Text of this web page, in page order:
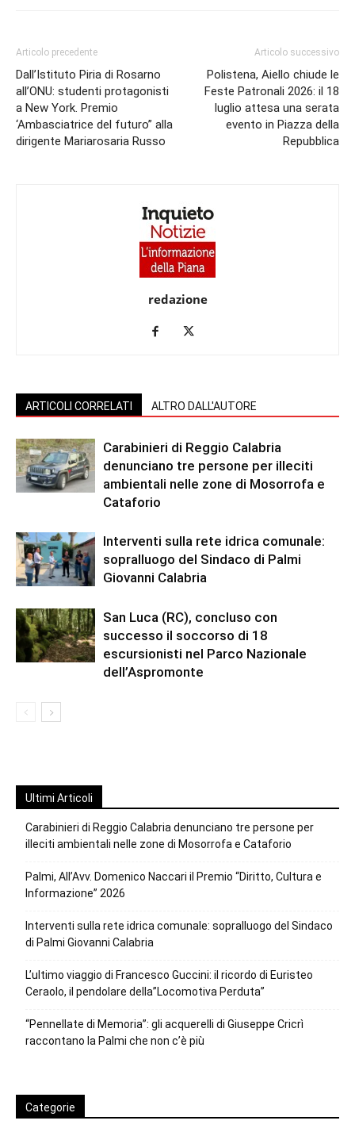
Articolo precedente
Dall’Istituto Piria di Rosarno
all’ONU: studenti protagonisti
a New York. Premio
‘Ambasciatrice del futuro” alla
dirigente Mariarosaria Russo
Articolo successivo
Polistena, Aiello chiude le
Feste Patronali 2026: il 18
luglio attesa una serata
evento in Piazza della
Repubblica
redazione
ARTICOLI CORRELATI ALTRO DALL'AUTORE
Carabinieri di Reggio Calabria
denunciano tre persone per illeciti
ambientali nelle zone di Mosorrofa e
Cataforio
Interventi sulla rete idrica comunale:
sopralluogo del Sindaco di Palmi
Giovanni Calabria
San Luca (RC), concluso con
successo il soccorso di 18
escursionisti nel Parco Nazionale
dell’Aspromonte
Ultimi Articoli
Carabinieri di Reggio Calabria denunciano tre persone per
illeciti ambientali nelle zone di Mosorrofa e Cataforio
Palmi, All’Avv. Domenico Naccari il Premio “Diritto, Cultura e
Informazione” 2026
Interventi sulla rete idrica comunale: sopralluogo del Sindaco
di Palmi Giovanni Calabria
L’ultimo viaggio di Francesco Guccini: il ricordo di Euristeo
Ceraolo, il pendolare della”Locomotiva Perduta”
“Pennellate di Memoria”: gli acquerelli di Giuseppe Cricrì
raccontano la Palmi che non c’è più
Categorie